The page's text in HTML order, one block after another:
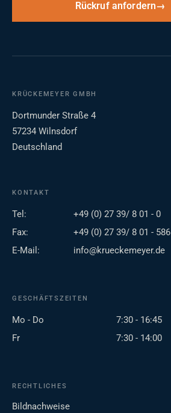
Rückruf anfordern
KRÜCKEMEYER GMBH
Dortmunder Straße 4
57234 Wilnsdorf
Deutschland
KONTAKT
Tel:
+49 (0) 27 39/ 8 01 - 0
Fax:
+49 (0) 27 39/ 8 01 - 586
E-Mail:
info@krueckemeyer.de
GESCHÄFTSZEITEN
Mo - Do
7:30 - 16:45
Fr
7:30 - 14:00
RECHTLICHES
Bildnachweise